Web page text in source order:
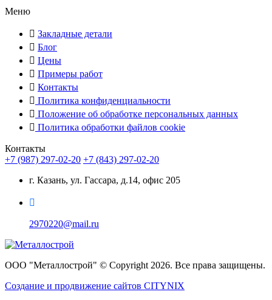
Меню
Закладные детали
Блог
Цены
Примеры работ
Контакты
Политика конфиденциальности
Положение об обработке персональных данных
Политика обработки файлов cookie
Контакты
+7 (987) 297-02-20 +7 (843) 297-02-20
г. Казань, ул. Гассара, д.14, офис 205
2970220@mail.ru
ООО "Металлострой" © Copyright 2026. Все права защищены.
Создание и продвижение сайтов CITYNIX